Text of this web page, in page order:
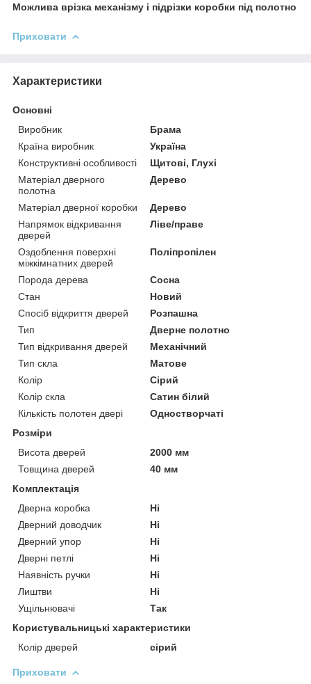
Можлива врізка механізму і підрізки коробки під полотно
Приховати
Характеристики
Основні
Виробник
Брама
Країна виробник
Україна
Конструктивні особливості
Щитові, Глухі
Матеріал дверного
полотна
Дерево
Матеріал дверної коробки
Дерево
Напрямок відкривання
дверей
Ліве/праве
Оздоблення поверхні
міжкімнатних дверей
Поліпропілен
Порода дерева
Сосна
Стан
Новий
Спосіб відкриття дверей
Розпашна
Тип
Дверне полотно
Тип відкривання дверей
Механічний
Тип скла
Матове
Колір
Сірий
Колір скла
Сатин білий
Кількість полотен двері
Одностворчаті
Розміри
Висота дверей
2000 мм
Товщина дверей
40 мм
Комплектація
Дверна коробка
Ні
Дверний доводчик
Ні
Дверний упор
Ні
Дверні петлі
Ні
Наявність ручки
Ні
Лиштви
Ні
Ущільнювачі
Так
Користувальницькі характеристики
Колір дверей
сірий
Приховати